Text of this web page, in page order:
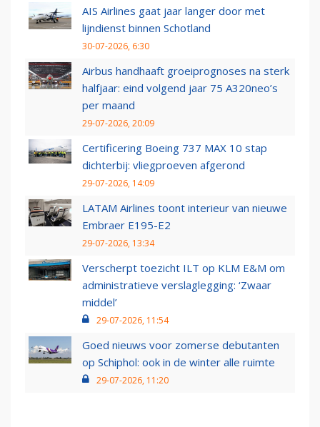
AIS Airlines gaat jaar langer door met
lijndienst binnen Schotland
30-07-2026, 6:30
Airbus handhaaft groeiprognoses na sterk
halfjaar: eind volgend jaar 75 A320neo’s
per maand
29-07-2026, 20:09
Certificering Boeing 737 MAX 10 stap
dichterbij: vliegproeven afgerond
29-07-2026, 14:09
LATAM Airlines toont interieur van nieuwe
Embraer E195-E2
29-07-2026, 13:34
Verscherpt toezicht ILT op KLM E&M om
administratieve verslaglegging: ‘Zwaar
middel’
29-07-2026, 11:54
Goed nieuws voor zomerse debutanten
op Schiphol: ook in de winter alle ruimte
29-07-2026, 11:20